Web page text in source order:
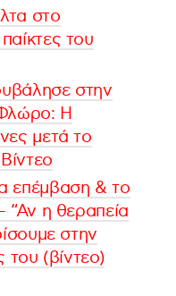
στο
του
στην
Η
μετά το
επέμβαση & το
“Αν η θεραπεία
στην
του (βίντεο)